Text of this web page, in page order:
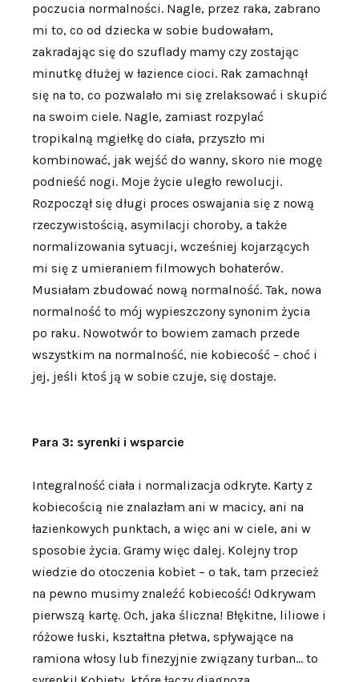
poczucia normalności. Nagle, przez raka, zabrano
mi to, co od dziecka w sobie budowałam,
zakradając się do szuflady mamy czy zostając
minutkę dłużej w łazience cioci. Rak zamachnął
się na to, co pozwalało mi się zrelaksować i skupić
na swoim ciele. Nagle, zamiast rozpylać
tropikalną mgiełkę do ciała, przyszło mi
kombinować, jak wejść do wanny, skoro nie mogę
podnieść nogi. Moje życie uległo rewolucji.
Rozpoczął się długi proces oswajania się z nową
rzeczywistością, asymilacji choroby, a także
normalizowania sytuacji, wcześniej kojarzących
mi się z umieraniem filmowych bohaterów.
Musiałam zbudować nową normalność. Tak, nowa
normalność to mój wypieszczony synonim życia
po raku. Nowotwór to bowiem zamach przede
wszystkim na normalność, nie kobiecość – choć i
jej, jeśli ktoś ją w sobie czuje, się dostaje.
Para 3: syrenki i wsparcie
Integralność ciała i normalizacja odkryte. Karty z
kobiecością nie znalazłam ani w macicy, ani na
łazienkowych punktach, a więc ani w ciele, ani w
sposobie życia. Gramy więc dalej. Kolejny trop
wiedzie do otoczenia kobiet – o tak, tam przecież
na pewno musimy znaleźć kobiecość! Odkrywam
pierwszą kartę. Och, jaka śliczna! Błękitne, liliowe i
różowe łuski, kształtna płetwa, spływające na
ramiona włosy lub finezyjnie związany turban… to